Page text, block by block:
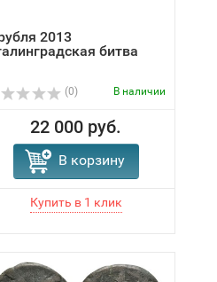
2013
битва
(0) В наличии
22 000 руб.
В корзину